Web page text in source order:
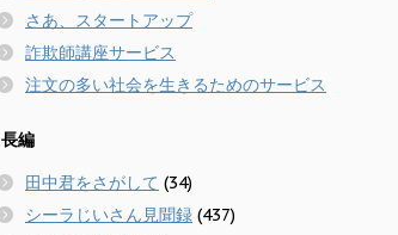
さあ、スタートアップ
詐欺師講座サービス
注文の多い社会を生きるためのサービス
長編
田中君をさがして (34)
シーラじいさん見聞録 (437)